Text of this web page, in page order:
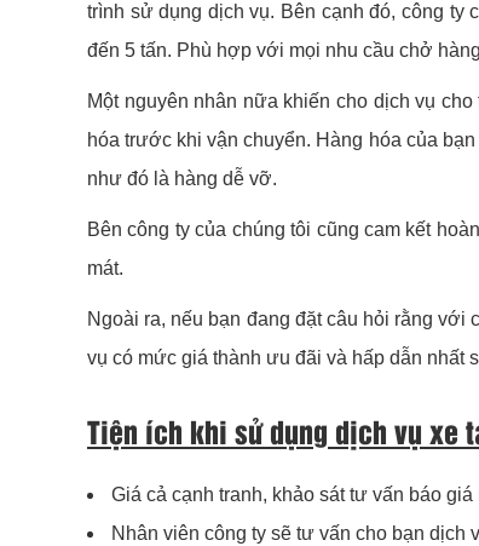
trình sử dụng dịch vụ. Bên cạnh đó, công ty
đến 5 tấn. Phù hợp với mọi nhu cầu chở
Một nguyên nhân nữa khiến cho dịch vụ
hóa trước khi vận chuyển. Hàng hóa của
như đó là hàng dễ vỡ.
Bên công ty của chúng tôi cũng cam kết
mát.
Ngoài ra, nếu bạn đang đặt câu hỏi rằng
vụ có mức giá thành ưu đãi và hấp dẫn nhất
Tiện ích khi sử dụng dịch vụ xe
Giá cả cạnh tranh, khảo sát tư vấn báo
Nhân viên công ty sẽ tư vấn cho bạn dịch